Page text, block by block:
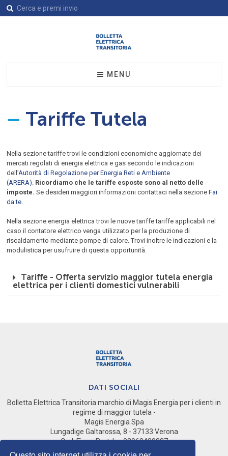
MENU
Assistenza
Assistenza
Modulistica
Contatti
– Tariffe Tutela
Nella sezione tariffe trovi le condizioni economiche aggiornate dei
mercati regolati di energia elettrica e gas secondo le indicazioni
dell’Autorità di Regolazione per Energia Reti e Ambiente
(ARERA) Ricordiamo che le tariffe esposte sono al netto delle
imposte. Se desideri maggiori informazioni contattaci nella sezione Fai
da te.
Nella sezione energia elettrica trovi le nuove tariffe tariffe applicabili nel
caso il contatore elettrico venga utilizzato per la produzione di
riscaldamento mediante pompe di calore. Trovi inoltre le indicazioni e la
modulistica per usufruire di questa opportunità.
Tariffe - Offerta servizio maggior tutela energia
elettrica per i clienti domestici vulnerabili
DATI SOCIALI
Bolletta Elettrica Transitoria marchio di Magis Energia per i clienti in
regime di maggior tutela -
Magis Energia Spa
Lungadige Galtarossa, 8 - 37133 Verona
Cod. Fisc e Part. Iva 02968430237
Società del gruppo Magis Spa